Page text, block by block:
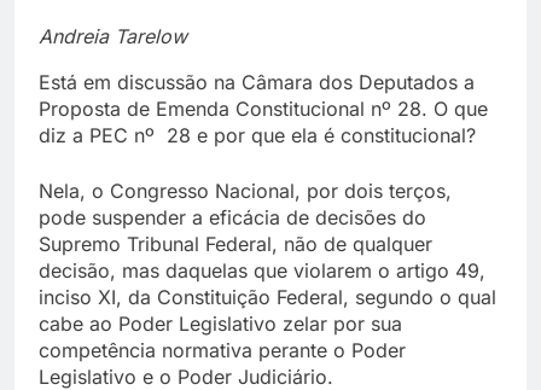
Andreia Tarelow
Está em discussão na Câmara dos Deputados a
Proposta de Emenda Constitucional nº 28. O que
diz a PEC nº 28 e por que ela é constitucional?
Nela, o Congresso Nacional, por dois terços,
pode suspender a eficácia de decisões do
Supremo Tribunal Federal, não de qualquer
decisão, mas daquelas que violarem o artigo 49,
inciso XI, da Constituição Federal, segundo o qual
cabe ao Poder Legislativo zelar por sua
competência normativa perante o Poder
Legislativo e o Poder Judiciário.